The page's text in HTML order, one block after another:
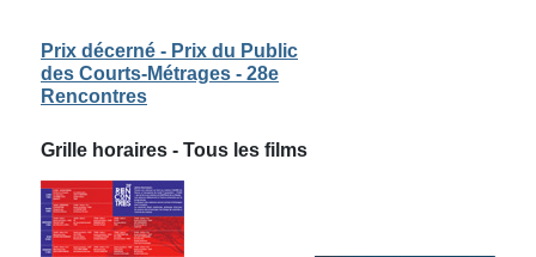
Prix décerné - Prix du Public
des Courts-Métrages - 28e
Rencontres
Grille horaires - Tous les films